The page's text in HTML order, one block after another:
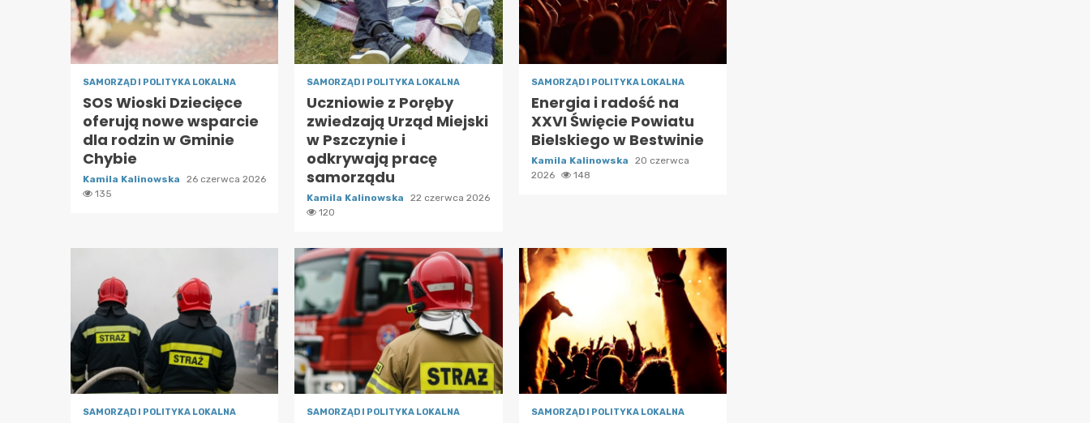
SAMORZĄD I POLITYKA LOKALNA
SOS Wioski Dziecięce
oferują nowe wsparcie
dla rodzin w Gminie
Chybie
Kamila Kalinowska
26 czerwca 2026
135
SAMORZĄD I POLITYKA LOKALNA
Uczniowie z Poręby
zwiedzają Urząd Miejski
w Pszczynie i
odkrywają pracę
samorządu
Kamila Kalinowska
22 czerwca 2026
120
SAMORZĄD I POLITYKA LOKALNA
Energia i radość na
XXVI Święcie Powiatu
Bielskiego w Bestwinie
Kamila Kalinowska
20 czerwca
2026
148
SAMORZĄD I POLITYKA LOKALNA SAMORZĄD I POLITYKA LOKALNA SAMORZĄD I POLITYKA LOKALNA